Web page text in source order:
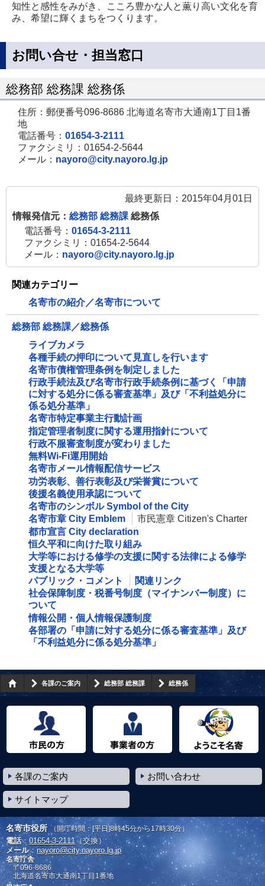
知性と感性をみがき、こころ豊かな人と薫り高い文化を育
み、希望に輝くまちをつくります。
お問い合せ・担当窓口
総務部 総務課 総務係
住所：郵便番号096-8686 北海道名寄市大通南1丁目1番
地
電話番号： 01654-3-2111
ファクシミリ：01654-2-5644
メール： nayoro@city.nayoro.lg.jp
最終更新日：2015年04月01日
情報発信元： 総務部 総務課 総務係
電話番号： 01654-3-2111
ファクシミリ：01654-2-5644
メール： nayoro@city.nayoro.lg.jp
関連カテゴリー
名寄市の紹介／名寄市について
総務部 総務課／総務係
ライブカメラ
各種手続の押印について見直しを行います
名寄市債権管理条例を制定しました
行政手続法及び名寄市行政手続条例に基づく「申請
に対する処分に係る審査基準」及び「不利益処分に
係る処分基準」
名寄市特定事業主行動計画
指定管理者制度に関する運用指針について
行政不服審査制度が変わりました
無料Wi‐Fi運用開始
名寄市メール情報配信サービス
功労表彰、善行表彰及び栄誉賞について
後援名義使用承認について
名寄市のシンボル Symbol of the City
名寄市章 City Emblem
市民憲章 Citizen's Charter
都市宣言 City declaration
恒久平和に向けた取り組み
大学等における修学の支援に関する法律による修学
支援となる大学等
パブリック・コメント
関連リンク
社会保障制度・税番号制度（マイナンバー制度）に
ついて
情報公開・個人情報保護制度
各部署の「申請に対する処分に係る審査基準」及び
「不利益処分に係る処分基準」
各課のご案内 総務部 総務課 総務係
各課のご案内 お問い合わせ
サイトマップ
名寄市役所 （開庁時間：[平日]8時45分から17時30分）
電話： 01654-3-2111 （交換）
メール： nayoro@city.nayoro.lg.jp
名寄庁舎
〒096-8686
北海道名寄市大通南1丁目1番地